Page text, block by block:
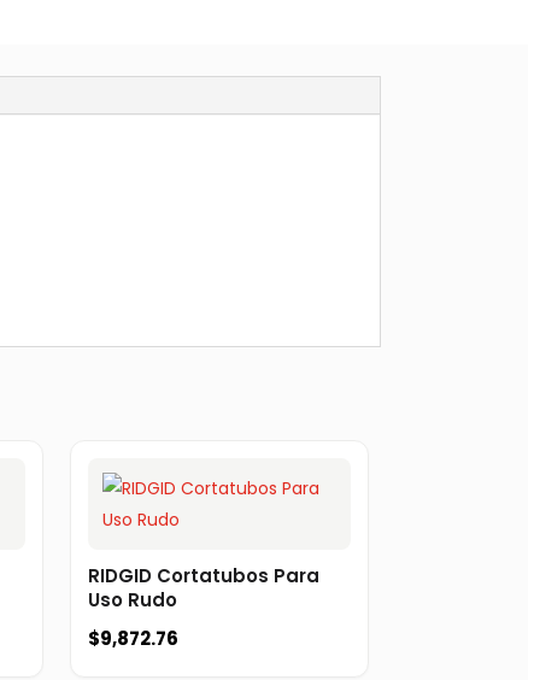
RIDGID Cortatubos Para
Uso Rudo
$9,872.76